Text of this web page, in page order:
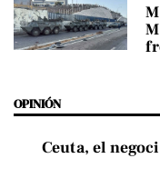
OPINIÓN
Ceuta, el